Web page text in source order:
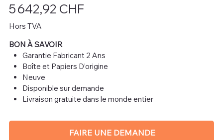
5 642,92 CHF
Hors TVA
BON À SAVOIR
Garantie Fabricant 2 Ans
Boîte et Papiers D’origine
Neuve
Disponible sur demande
Livraison gratuite dans le monde entier
FAIRE UNE DEMANDE